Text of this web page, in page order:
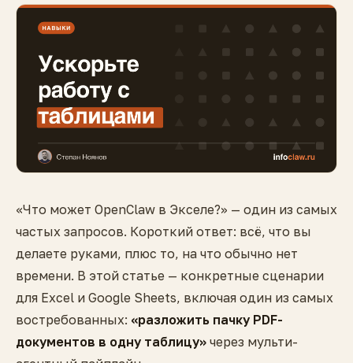
«Что может OpenClaw в Экселе?» — один из самых
частых запросов. Короткий ответ: всё, что вы
делаете руками, плюс то, на что обычно нет
времени. В этой статье — конкретные сценарии
для Excel и Google Sheets, включая один из самых
востребованных: «разложить пачку PDF-
документов в одну таблицу» через мульти-